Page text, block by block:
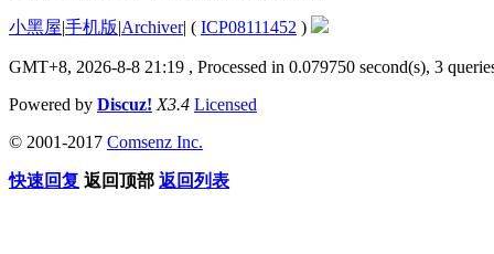
小黑屋|手机版|Archiver| ( ICP08111452 )
GMT+8, 2026-8-8 21:19 , Processed in 0.079750 second(s), 3
Powered by Discuz! X3.4 Licensed
© 2001-2017 Comsenz Inc.
快速回复 返回顶部 返回列表